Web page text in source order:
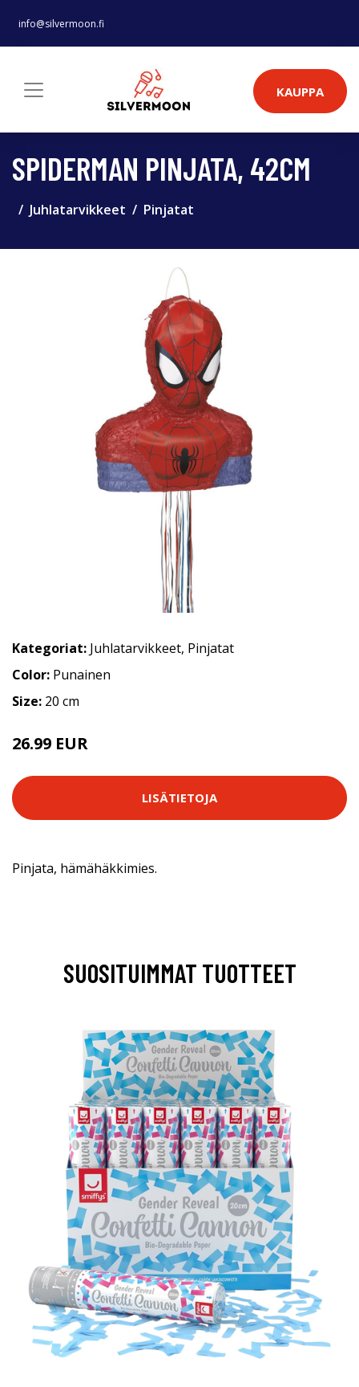
info@silvermoon.fi
KAUPPA
SPIDERMAN PINJATA, 42CM
Juhlatarvikkeet Pinjatat
Kategoriat: Juhlatarvikkeet, Pinjatat
Color: Punainen
Size: 20 cm
26.99 EUR
LISÄTIETOJA
Pinjata, hämähäkkimies.
SUOSITUIMMAT TUOTTEET